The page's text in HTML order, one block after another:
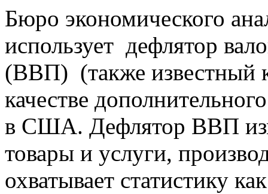
Бюро экономического
использует дефлятор
(ВВП) (также известный
качестве
в США. Дефлятор ВВП
товары и услуги,
охватывает статистику